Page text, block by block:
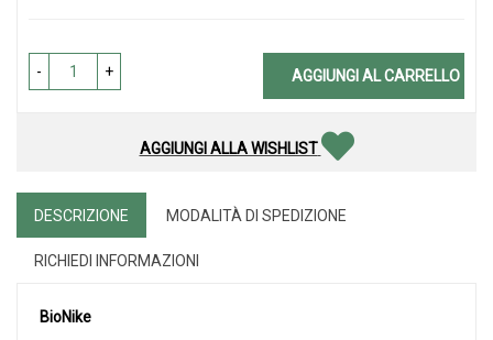
- + AGGIUNGI AL CARRELLO
AGGIUNGI ALLA WISHLIST
DESCRIZIONE MODALITÀ DI SPEDIZIONE
RICHIEDI INFORMAZIONI
BioNike